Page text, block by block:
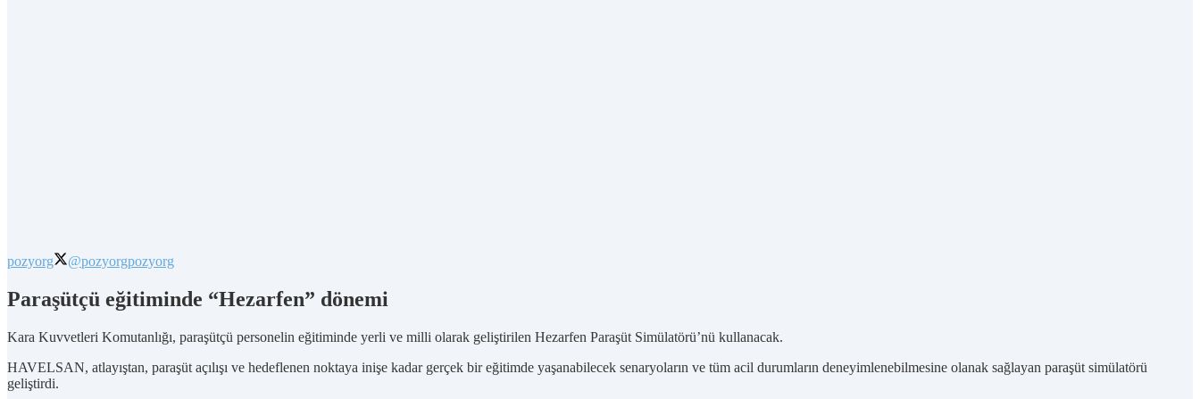
pozyorg @pozyorgpozyorg
Paraşütçü eğitiminde “Hezarfen” dönemi
Kara Kuvvetleri Komutanlığı, paraşütçü personelin eğitiminde yerli ve milli olarak geliştirilen Hezarfen Paraşüt Simülatörü’nü kullanacak.
HAVELSAN, atlayıştan, paraşüt açılışı ve hedeflenen noktaya inişe kadar gerçek bir eğitimde yaşanabilecek senaryoların ve tüm acil durumların deneyimlenebilmesine olanak sağlayan paraşüt simülatörü
geliştirdi.